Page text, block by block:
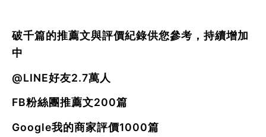
破千篇的推薦文與評價紀錄供您參考，持續增加
中
@LINE好友2.7萬人
FB粉絲團推薦文200篇
Google我的商家評價1000篇